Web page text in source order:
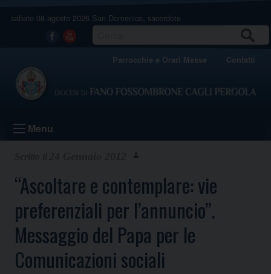
sabato 08 agosto 2026 San Domenico, sacerdote
Facebook
Youtube
Parrocchie e Orari Messe Contatti
Menu
“Ascoltare e contemplare: vie
preferenziali per l’annuncio”.
Messaggio del Papa per le
Comunicazioni sociali